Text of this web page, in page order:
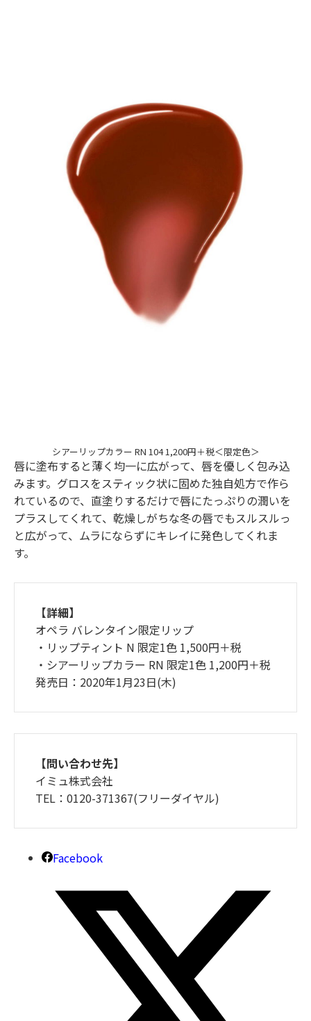
シアーリップカラー RN 104 1,200円＋税＜限定色＞
唇に塗布すると薄く均一に広がって、唇を優しく包み込
みます。グロスをスティック状に固めた独自処方で作ら
れているので、直塗りするだけで唇にたっぷりの潤いを
プラスしてくれて、乾燥しがちな冬の唇でもスルスルっ
と広がって、ムラにならずにキレイに発色してくれま
す。
【詳細】
オペラ バレンタイン限定リップ
・リップティント N 限定1色 1,500円＋税
・シアーリップカラー RN 限定1色 1,200円＋税
発売日：2020年1月23日(木)
【問い合わせ先】
イミュ株式会社
TEL：0120-371367(フリーダイヤル)
Facebook